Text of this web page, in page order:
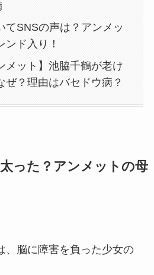
てSNSの声は？アンメッ
ンド入り！
ット】池脇千鶴が老け
ぜ？理由はバセドウ病？
った？アンメットの母
、脳に障害を負った少女の